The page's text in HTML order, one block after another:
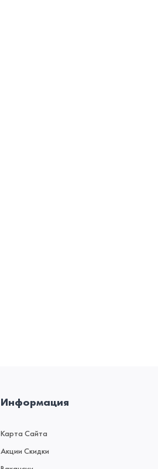
Информация
Карта Сайта
Акции Скидки